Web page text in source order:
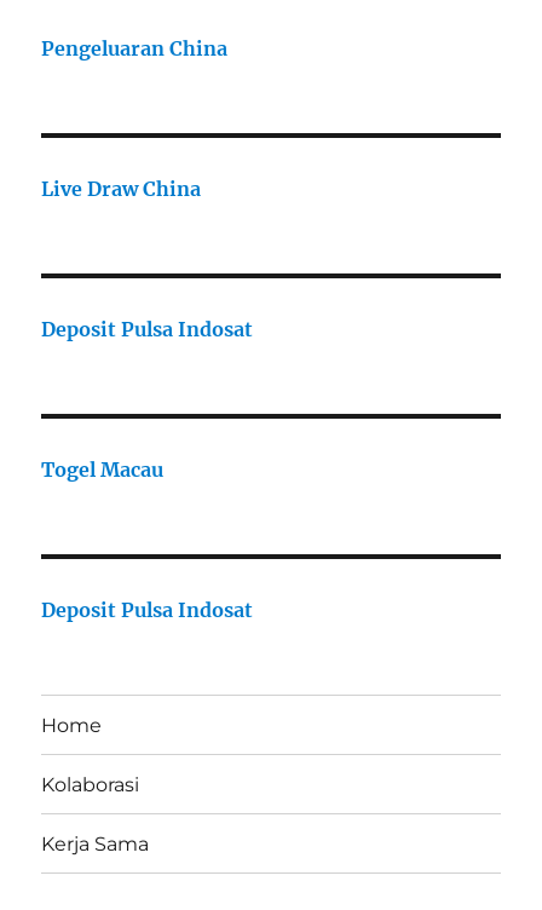
Pengeluaran China
Live Draw China
Deposit Pulsa Indosat
Togel Macau
Deposit Pulsa Indosat
Home
Kolaborasi
Kerja Sama